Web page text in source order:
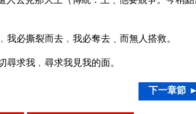
必撕裂而去﹐我必奪去﹑而無人搭救。
求我﹐尋求我見我的面。
下一章節 ►